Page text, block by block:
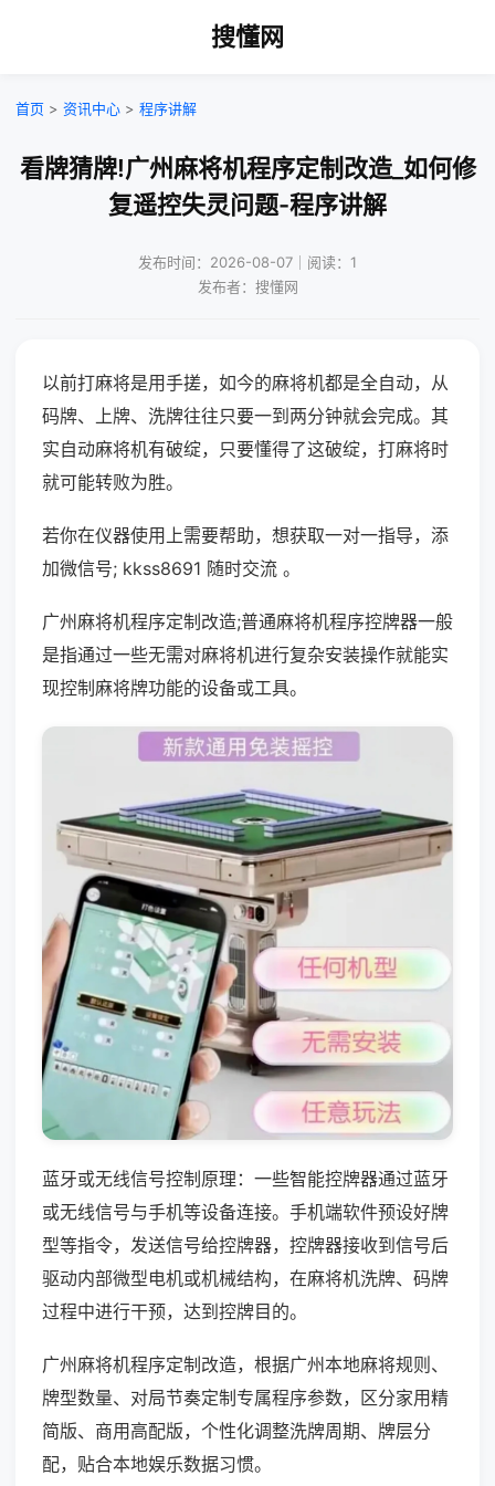
搜懂网
首页 > 资讯中心 > 程序讲解
看牌猜牌!广州麻将机程序定制改造_如何修
复遥控失灵问题-程序讲解
发布时间：2026-08-07｜阅读：1
发布者：搜懂网
以前打麻将是用手搓，如今的麻将机都是全自动，从
码牌、上牌、洗牌往往只要一到两分钟就会完成。其
实自动麻将机有破绽，只要懂得了这破绽，打麻将时
就可能转败为胜。
若你在仪器使用上需要帮助，想获取一对一指导，添
加微信号; kkss8691 随时交流 。
广州麻将机程序定制改造;普通麻将机程序控牌器一般
是指通过一些无需对麻将机进行复杂安装操作就能实
现控制麻将牌功能的设备或工具。
蓝牙或无线信号控制原理：一些智能控牌器通过蓝牙
或无线信号与手机等设备连接。手机端软件预设好牌
型等指令，发送信号给控牌器，控牌器接收到信号后
驱动内部微型电机或机械结构，在麻将机洗牌、码牌
过程中进行干预，达到控牌目的。
广州麻将机程序定制改造，根据广州本地麻将规则、
牌型数量、对局节奏定制专属程序参数，区分家用精
简版、商用高配版，个性化调整洗牌周期、牌层分
配，贴合本地娱乐数据习惯。